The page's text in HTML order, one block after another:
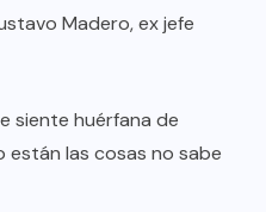
Madero, ex jefe
siente huérfana de
las cosas no sabe